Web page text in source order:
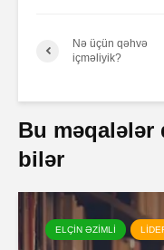
Nə üçün qəhvə
içməliyik?
Bu
bilər
ELÇİN ƏZİMLİ